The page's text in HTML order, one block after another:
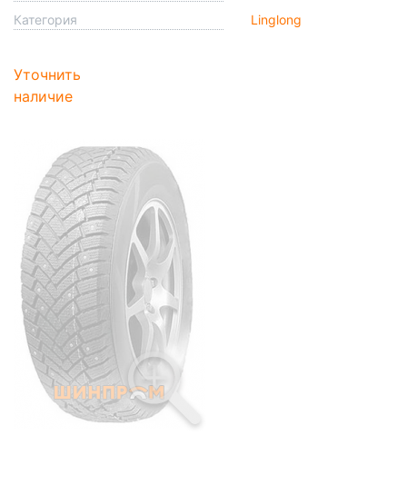
Категория
Linglong
Уточнить
наличие